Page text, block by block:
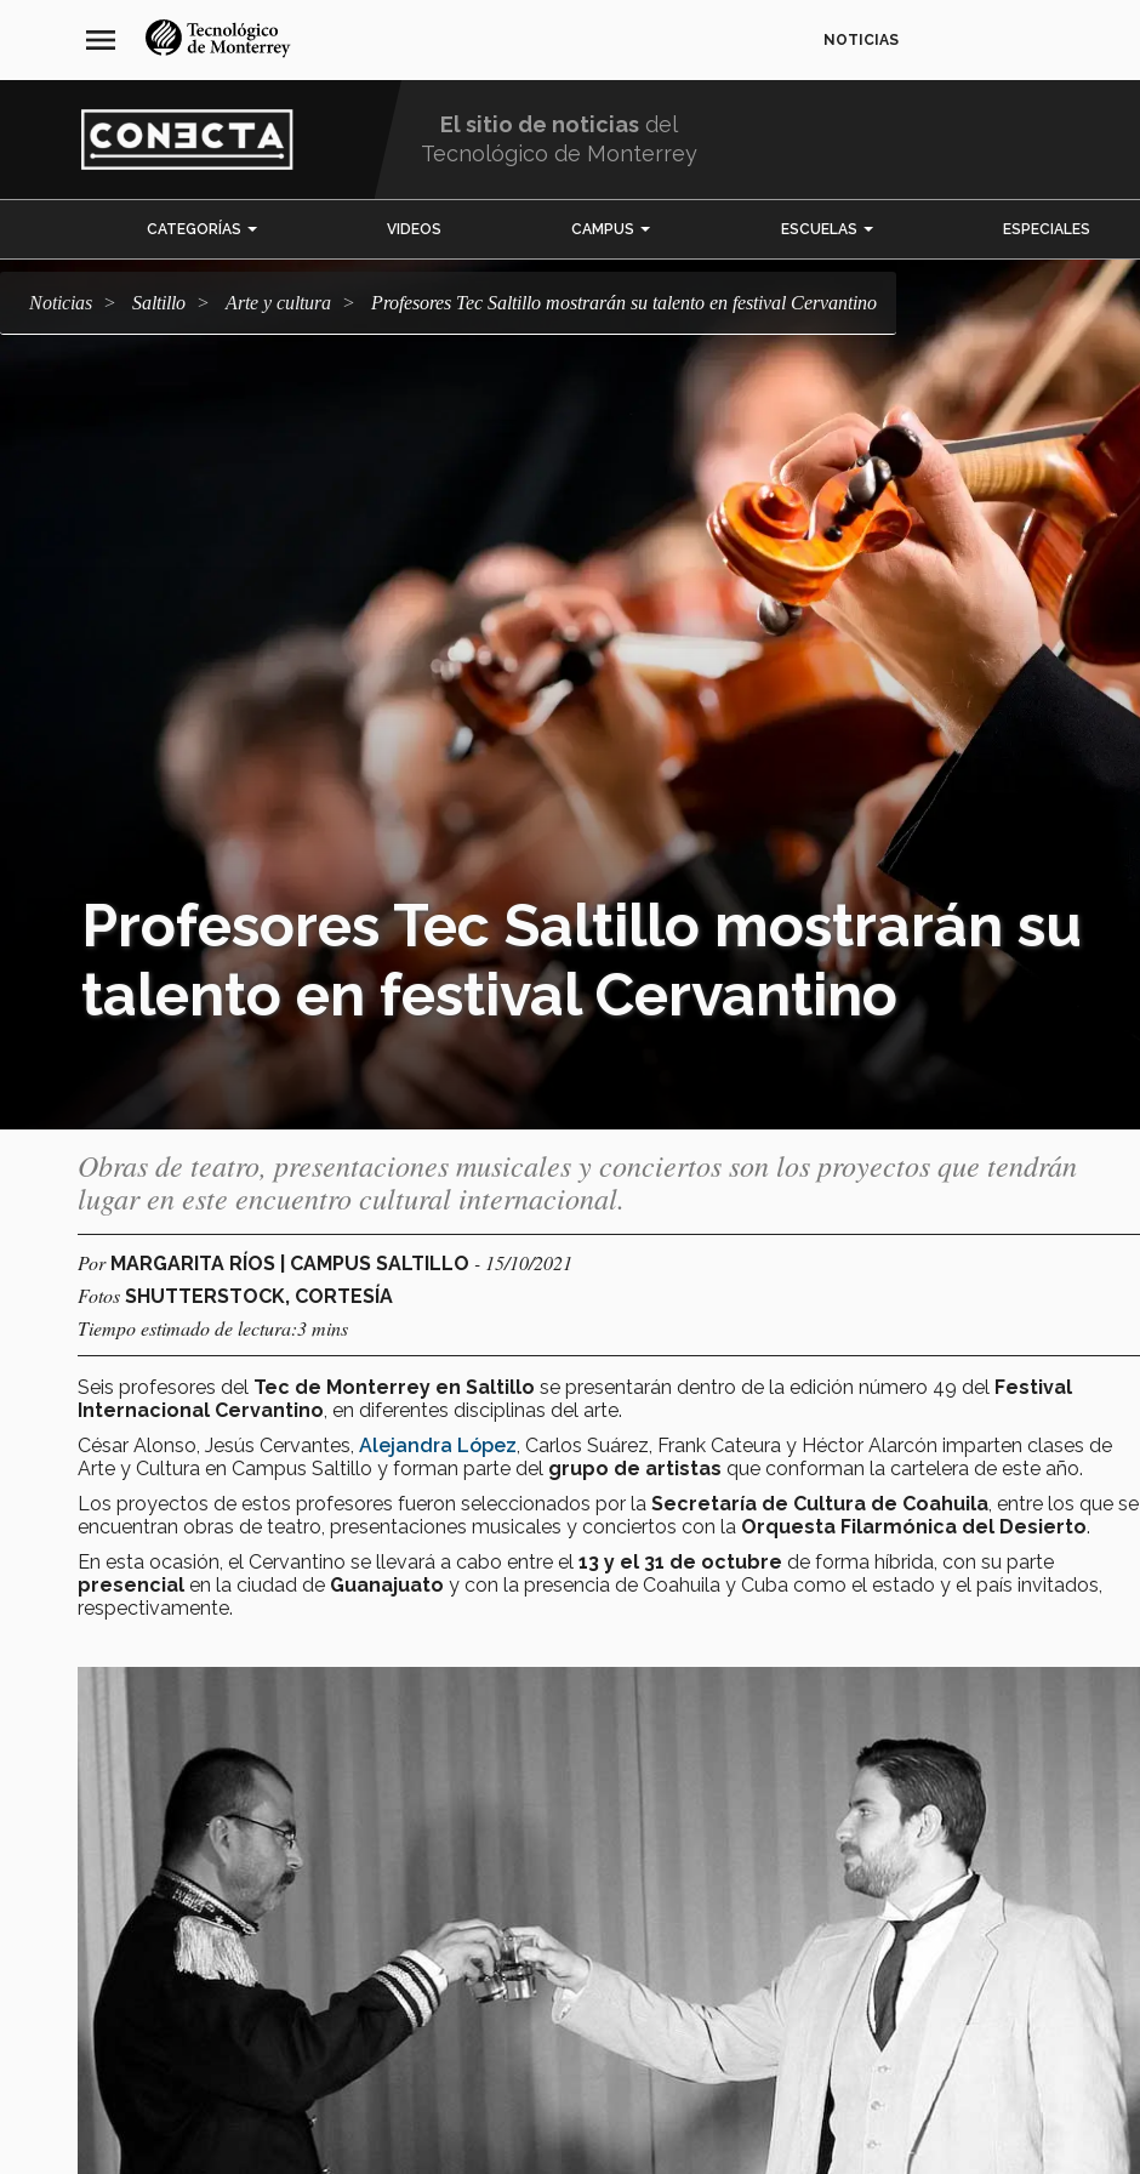
navegación
principal
menu NOTICIAS
El sitio de noticias del
Tecnológico de Monterrey
CATEGORÍAS VIDEOS CAMPUS ESCUELAS ESPECIALES
Noticias Saltillo arte y cultura Profesores Tec Saltillo mostrarán su talento en festival Cervantino
Profesores Tec Saltillo mostrarán su
talento en festival Cervantino
Obras de teatro, presentaciones musicales y conciertos son los proyectos que tendrán
lugar en este encuentro cultural internacional.
Por MARGARITA RÍOS | CAMPUS SALTILLO - 15/10/2021
Fotos SHUTTERSTOCK, CORTESÍA
Tiempo estimado de lectura:3 mins
Seis profesores del Tec de Monterrey en Saltillo se presentarán dentro de la edición número 49 del Festival
Internacional Cervantino , en diferentes disciplinas del arte.
César Alonso, Jesús Cervantes, Alejandra López , Carlos Suárez, Frank Cateura y Héctor Alarcón imparten clases de
Arte y Cultura en Campus Saltillo y forman parte del grupo de artistas que conforman la cartelera de este año.
Los proyectos de estos profesores fueron seleccionados por la Secretaría de Cultura de Coahuila , entre los que se
encuentran obras de teatro, presentaciones musicales y conciertos con la Orquesta Filarmónica del Desierto.
En esta ocasión, el Cervantino se llevará a cabo entre el 13 y el 31 de octubre de forma híbrida, con su parte
presencial en la ciudad de Guanajuato y con la presencia de Coahuila y Cuba como el estado y el país invitados,
respectivamente.